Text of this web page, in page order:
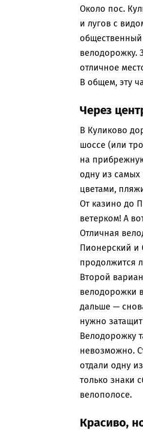
Около пос.
и лугов с
велодорожку.
отличное
В общем, эту
Через
В Куликово
шоссе (или
на
одну из самых
цветами,
От казино до
ветерком! А
Отличная
Пионерский и
продолжится
Второй
велодорожки
дальше —
нужно
Велодорожку
невозможно.
отдали одну
только знаки
велополосе.
Красиво,